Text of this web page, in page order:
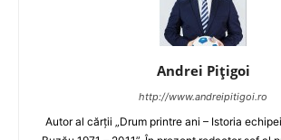
Andrei Pițigoi
http://www.andreipitigoi.ro
Autor al cărţii „Drum printre ani – Istoria